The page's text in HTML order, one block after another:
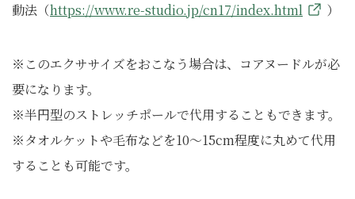
動法（https://www.re-studio.jp/cn17/index.html ）
※このエクササイズをおこなう場合は、コアヌードルが必
要になります。
※半円型のストレッチポールで代用することもできます。
※タオルケットや毛布などを10～15cm程度に丸めて代用
することも可能です。